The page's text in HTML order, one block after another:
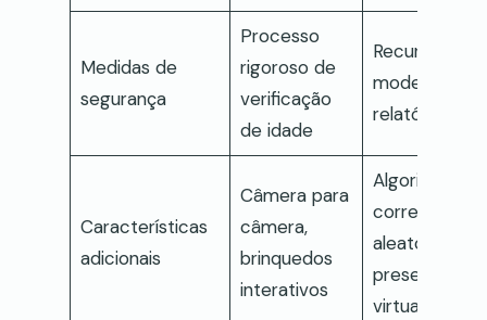
Medidas de
segurança
Processo
rigoroso de
verificação
de idade
Recursos de
moderação e
relatórios
Características
adicionais
Câmera para
câmera,
brinquedos
interativos
Algoritmo de
aleatória,
presentes
virtuais